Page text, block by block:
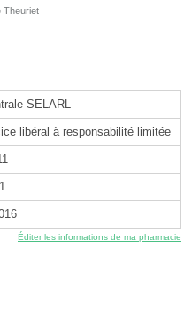
Theuriet
SELARL
libéral à responsabilité limitée
Éditer les informations de ma pharmacie